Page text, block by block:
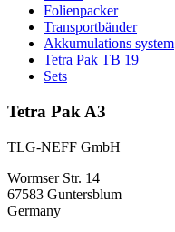
Folienpacker
Transportbänder
Akkumulations system
Tetra Pak TB 19
Sets
Tetra Pak A3
TLG-NEFF GmbH
Wormser Str. 14
67583 Guntersblum
Germany